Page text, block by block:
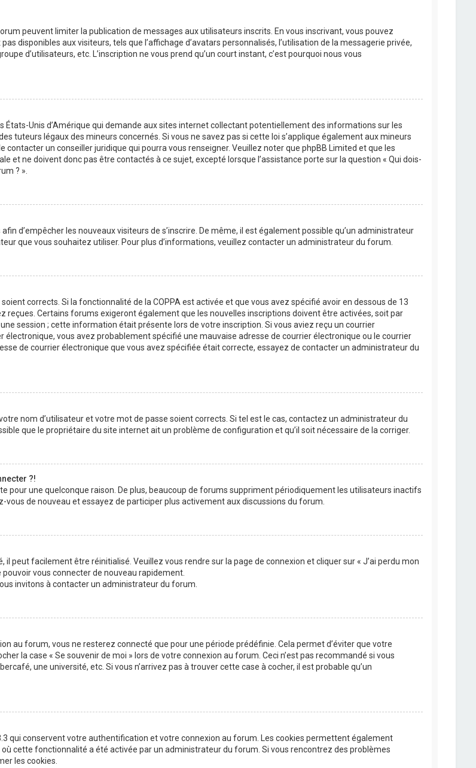
peuvent limiter la publication de messages aux utilisateurs inscrits. En vous inscrivant, vous pouvez
disponibles aux visiteurs, tels que l’affichage d’avatars personnalisés, l’utilisation de la messagerie privée,
d’utilisateurs, etc. L’inscription ne vous prend qu’un court instant, c’est pourquoi nous vous
États-Unis d’Amérique qui demande aux sites internet collectant potentiellement des informations sur les
tuteurs légaux des mineurs concernés. Si vous ne savez pas si cette loi s’applique également aux mineurs
un conseiller juridique qui pourra vous renseigner. Veuillez noter que phpBB Limited et que les
et ne doivent donc pas être contactés à ce sujet, excepté lorsque l’assistance porte sur la question « Qui dois-
? ».
d’empêcher les nouveaux visiteurs de s’inscrire. De même, il est également possible qu’un administrateur
que vous souhaitez utiliser. Pour plus d’informations, veuillez contacter un administrateur du forum.
corrects. Si la fonctionnalité de la COPPA est activée et que vous avez spécifié avoir en dessous de 13
reçues. Certains forums exigeront également que les nouvelles inscriptions doivent être activées, soit par
session ; cette information était présente lors de votre inscription. Si vous aviez reçu un courrier
vous avez probablement spécifié une mauvaise adresse de courrier électronique ou le courrier
de courrier électronique que vous avez spécifiée était correcte, essayez de contacter un administrateur du
nom d’utilisateur et votre mot de passe soient corrects. Si tel est le cas, contactez un administrateur du
que le propriétaire du site internet ait un problème de configuration et qu’il soit nécessaire de la corriger.
?!
pour une quelconque raison. De plus, beaucoup de forums suppriment périodiquement les utilisateurs inactifs
de nouveau et essayez de participer plus activement aux discussions du forum.
peut facilement être réinitialisé. Veuillez vous rendre sur la page de connexion et cliquer sur « J’ai perdu mon
vous connecter de nouveau rapidement.
invitons à contacter un administrateur du forum.
au forum, vous ne resterez connecté que pour une période prédéfinie. Cela permet d’éviter que votre
la case « Se souvenir de moi » lors de votre connexion au forum. Ceci n’est pas recommandé si vous
une université, etc. Si vous n’arrivez pas à trouver cette case à cocher, il est probable qu’un
qui conservent votre authentification et votre connexion au forum. Les cookies permettent également
cette fonctionnalité a été activée par un administrateur du forum. Si vous rencontrez des problèmes
les cookies.